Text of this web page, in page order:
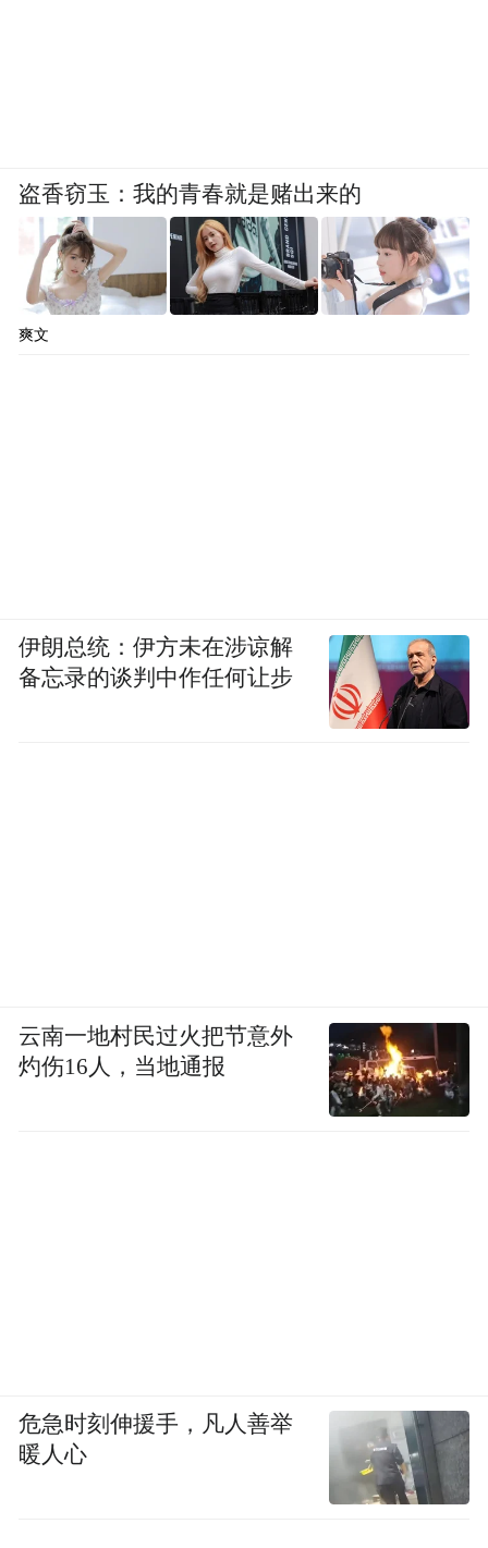
盗香窃玉：我的青春就是赌出来的
爽文
伊朗总统：伊方未在涉谅解
备忘录的谈判中作任何让步
云南一地村民过火把节意外
灼伤16人，当地通报
危急时刻伸援手，凡人善举
暖人心